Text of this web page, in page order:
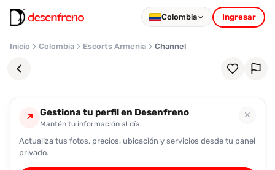
Colombia Ingresar
Inicio Colombia Escorts Armenia Channel
Favoritos
↗ Gestiona tu perfil en Desenfreno
Mantén tu información al día
✕
Actualiza tus fotos, precios, ubicación y servicios desde tu panel
privado.